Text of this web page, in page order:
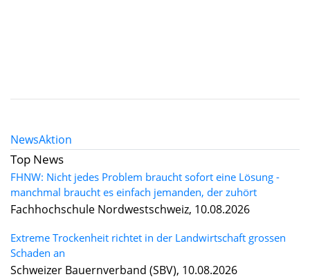
NewsAktion
Top News
FHNW: Nicht jedes Problem braucht sofort eine Lösung -
manchmal braucht es einfach jemanden, der zuhört
Fachhochschule Nordwestschweiz, 10.08.2026
Extreme Trockenheit richtet in der Landwirtschaft grossen
Schaden an
Schweizer Bauernverband (SBV), 10.08.2026